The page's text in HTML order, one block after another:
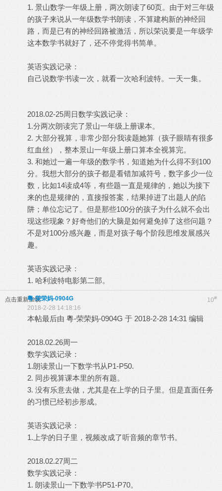
1. 景山数学一年级上册，两次朗读了60页。由于对三年级
的孩子来说从一年级数学书朗读，不算建构新的神经回
路，而是已有的神经回路被激活，所以荣说要是一年级学
这本数学书就好了，还不停觉得书简单。
英语实践记录：
自己说数学书读一次，就看一次哈利波特。一天一集。
2018.02-25周日数学实践记录：
1.分两次朗读完了景山一年级上册课本。
2. 大部分视算，非常少部分我读题她算（孩子眼睛有很多
红血丝），整本景山一年级上册口算本全视算完。
3. 和她过一遍一年级的数学书，知道她为什么得不到100
分。我想大部分的孩子都是看错加减符号，数字多少一位
数，比如14读成4等，有些题一直是规律的，她以为接下
来的也是规律的，直接报答案，结果掉进了出题人的陷
阱；单位忘记了。但是那些100分的孩子为什么就不会出
现这些现象？好奇他们的大脑是如何避免掉了这些问题？
不是对100分感兴趣，而是对孩子每个阶段思维发展感兴
趣。
英语实践记录：
1. 哈利波特电影第二部。
点击重新加载 10#
粵-荣荣妈-0904G
2018-2-28 14:18:16
本帖最后由 粵-荣荣妈-0904G 于 2018-2-28 14:31 编辑
2018.02.26周一
数学实践记录：
1.朗读景山一下数学书从P1-P50.
2. 同步视算课本里的所有题。
3. 没有乐意去做，尤其是在上学的日子里。但是直面任务
的习惯已经初步形成。
英语实践记录：
1.上学的日子里，视频改成了听音频的章节书。
2018.02.27周二
数学实践记录：
1. 朗读景山一下数学书P51-P70。